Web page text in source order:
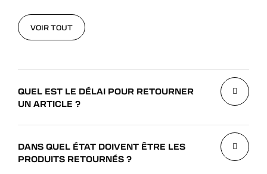
VOIR TOUT
QUEL EST LE DÉLAI POUR RETOURNER
UN ARTICLE ?
DANS QUEL ÉTAT DOIVENT ÊTRE LES
PRODUITS RETOURNÉS ?